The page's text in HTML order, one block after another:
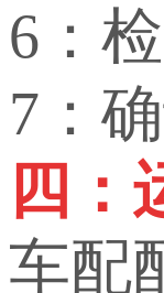
6：
7：
四：
车配